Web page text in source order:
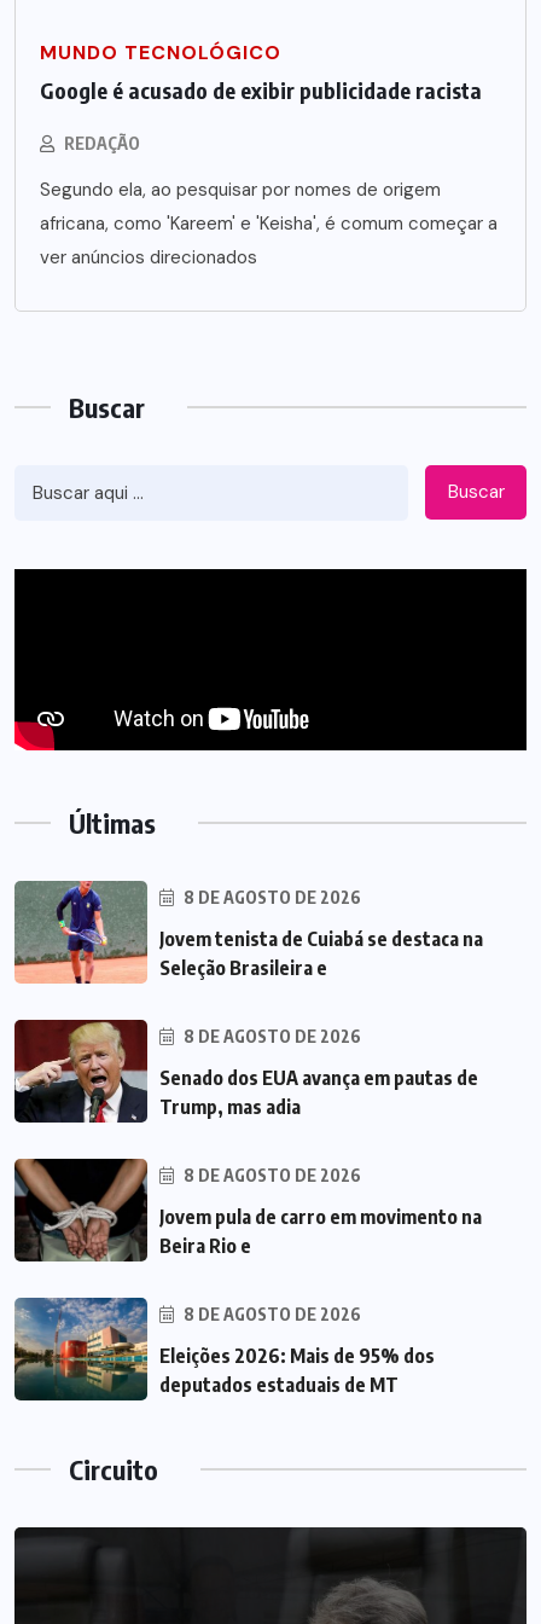
MUNDO TECNOLÓGICO
Google é acusado de exibir publicidade racista
REDAÇÃO
Segundo ela, ao pesquisar por nomes de origem
africana, como 'Kareem' e 'Keisha', é comum começar a
ver anúncios direcionados
Buscar
Buscar
Últimas
8 DE AGOSTO DE 2026
Jovem tenista de Cuiabá se destaca na
Seleção Brasileira e
8 DE AGOSTO DE 2026
Senado dos EUA avança em pautas de
Trump, mas adia
8 DE AGOSTO DE 2026
Jovem pula de carro em movimento na
Beira Rio e
8 DE AGOSTO DE 2026
Eleições 2026: Mais de 95% dos
deputados estaduais de MT
Circuito